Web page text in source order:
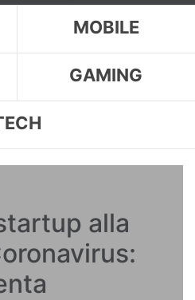
MOBILE
GAMING
alla